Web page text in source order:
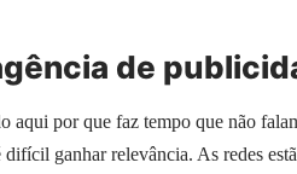
de
por que faz tempo que não
ganhar relevância. As redes